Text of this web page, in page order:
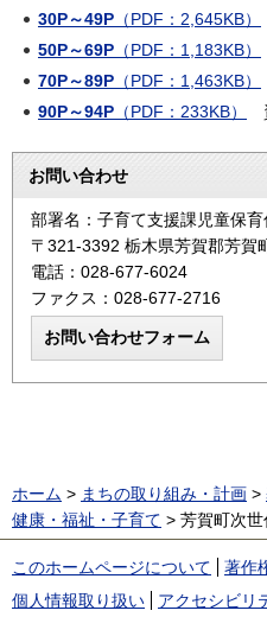
30P～49P （PDF：2,645KB）
50P～69P （PDF：1,183KB）
70P～89P （PDF：1,463KB）
90P～94P （PDF：233KB）
お問い合わせ
部署名：子育て支援課児童保育
〒321-3392 栃木県芳賀郡芳賀
電話：028-677-6024
ファクス：028-677-2716
ホーム > まちの取り組み・計画 >
健康・福祉・子育て > 芳賀町次世
このホームページについて 著作
個人情報取り扱い
アクセシビリ